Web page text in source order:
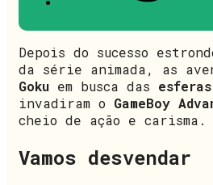
Depois do sucesso
da série animada, as
Goku em busca das
invadiram o GameBoy
cheio de ação e carisma.
Vamos desvendar